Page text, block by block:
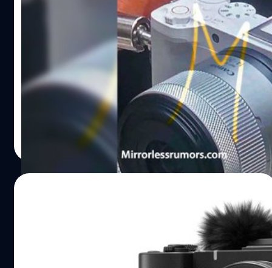
หลุดภาพแรก ! Canon EOS RV กล้องมิเรอ
ร์เลสตัวเล็ก สาย Content Creator
งานนี้ Canon เตรียมเปิดตัวกล้องกันรัว ๆ เลยครับ หลังจากที่
เพิ่งเปิดตัว PowerShot V1 กล้อง compact สายวิดีโอไปหมาด
ๆ ล่าสุดมีภาพหลุดกล้องซีรีส์ V ออกมาอีกแล้ว แถมรอบนี้มา
ในร่างมิเรอร์เลส APS-C ขนาดกะทัดรัด เปลี่ยนเลนส์ได้ในชื่อ
'EOS RV' จากรูปเราจะเห็นได้เจ้า EOS RV ติดมากับเลนส์ kit
'RF-S18-45mm F4.5-6.3 IS STM' รวมถึงขนาดตัวทำให้คาด
ได้ว่านี่เป็นซีรีส์ใหม่ของกล้อง APS-C นั้นเอง โดยอาจใช้
เซนเซอร์ 24 ล้านพิกเซล เช่นเดียวกับ EOS R50 และ EOS R10
อุปกรณ์เสริมที่ด้านขวาของตัวกริปด้วยครับ (ส่วนด้านใต้ก็น่า
จะมีเช่นเดียวกัน) พร้อมกับปุ่ม REC ด้านหน้าบอดี้บ่งบอกว่า
เน้นงานด้านวิดีโอเต็มที่เลยทีเดียว กับไฟ tally lamp ไว้บอก
สถานะการบันทึกวิดีโอ ในขณะที่ด้านบนบอดี้นอกจากไดอัล
บดินทร์ ตันวิเชียร| 518 days ago
เปิดตัว Canon PowerShot V1 กล้องคอม
แพ็กต์สาย Vlog ถ่าย 4K60p ยาว ๆ มีพัดลม
Canon เปิดตัวกล้อง compact สาย Vlog รุ่นใหม่ 'PowerShot